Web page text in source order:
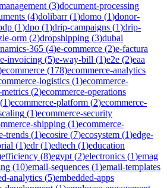
(3)document-processing
(4)dolibarr(1)domo (1)donor-
(1)dpo (1)drip-campaigns (1)drip-
orm (2)dropshipping (3)dubai
365 (4)e-commerce (2)e-factura
e-invoicing (5)e-way-bill (1)e2e (2)eaa
ecommerce (178)ecommerce-analytics
logistics (1)ecommerce-
(2)ecommerce-operations
(1)ecommerce-platform (2)ecommerce-
(1)ecommerce-security
shipping (1)ecommerce-
trends (1)ecosire (7)ecosystem (1)edge-
(1)edr(1)edtech (1)education
efficiency (8)egypt (2)electronics (1)emag
(10)email-sequences (1)email-templates
analytics (5)embedded-apps